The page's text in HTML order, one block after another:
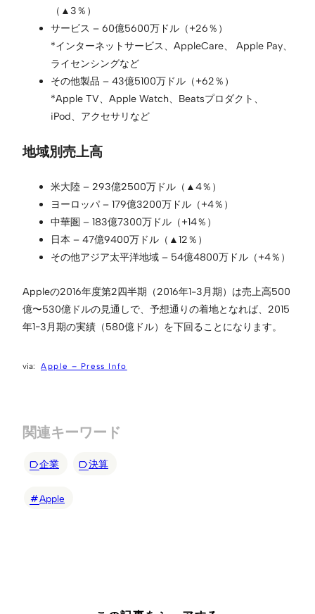
（▲3％）
サービス – 60億5600万ドル（+26％）
*インターネットサービス、AppleCare、 Apple Pay、
ライセンシングなど
その他製品 – 43億5100万ドル（+62％）
*Apple TV、Apple Watch、Beatsプロダクト、
iPod、アクセサリなど
地域別売上高
米大陸 – 293億2500万ドル（▲4％）
ヨーロッパ – 179億3200万ドル（+4％）
中華圏 – 183億7300万ドル（+14％）
日本 – 47億9400万ドル（▲12％）
その他アジア太平洋地域 – 54億4800万ドル（+4％）
Appleの2016年度第2四半期（2016年1-3月期）は売上高500
億〜530億ドルの見通しで、予想通りの着地となれば、2015
年1−3月期の実績（580億ドル）を下回ることになります。
Apple – Press Info
関連キーワード
企業 決算
Apple